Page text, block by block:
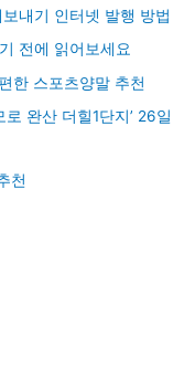
내기 인터넷 발행 방법
전에 읽어보세요
한 스포츠양말 추천
완산 더힐1단지’ 26일
천